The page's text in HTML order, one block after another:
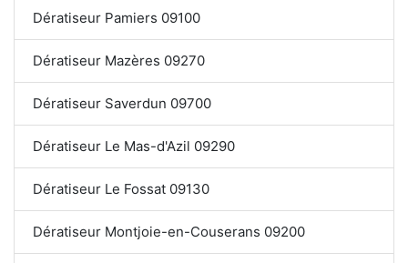
Dératiseur Pamiers 09100
Dératiseur Mazères 09270
Dératiseur Saverdun 09700
Dératiseur Le Mas-d'Azil 09290
Dératiseur Le Fossat 09130
Dératiseur Montjoie-en-Couserans 09200